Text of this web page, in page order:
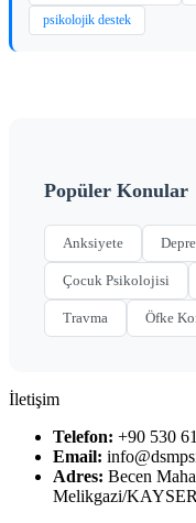
psikolojik destek
Popüler Konular
Anksiyete
Çocuk Psikolojisi
Travma Öfke
İletişim
Telefon: +90 530
Email:
Adres: Becen
Melikgazi/